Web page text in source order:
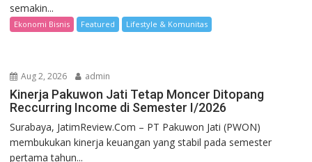
semakin...
Ekonomi Bisnis Featured Lifestyle & Komunitas
Aug 2, 2026 admin
Kinerja Pakuwon Jati Tetap Moncer Ditopang
Reccurring Income di Semester I/2026
Surabaya, JatimReview.Com – PT Pakuwon Jati (PWON)
membukukan kinerja keuangan yang stabil pada semester
pertama tahun...